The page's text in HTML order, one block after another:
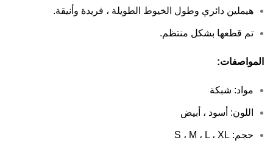
هيملين دائري وطول الخيوط الطويلة ، فريدة وأنيقة.
تم قطعها بشكل منتظم.
المواصفات:
مواد: شبكة
اللون: أسود ، أبيض
حجم: S ، M ، L ، XL